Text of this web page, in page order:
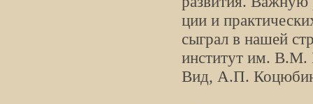
ции и
сыграл в нашей
институт им.
Вид, А.П.